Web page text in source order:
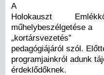
A
Holokauszt
műhelybeszélgetése a
„kortársvezetés”
pedagógiájáról szól.
programjainkról adunk
érdeklődőknek.